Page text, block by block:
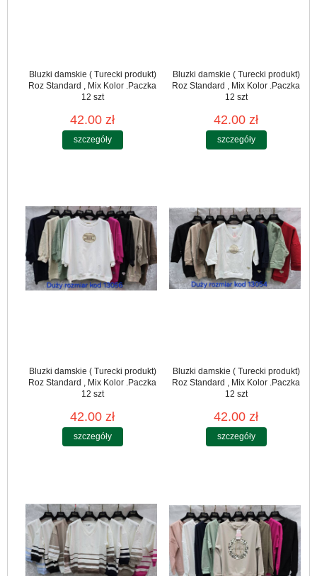
Bluzki damskie ( Turecki produkt)
Roz Standard , Mix Kolor .Paczka
12 szt
42.00 zł
szczegóły
Bluzki damskie ( Turecki produkt)
Roz Standard , Mix Kolor .Paczka
12 szt
42.00 zł
szczegóły
Bluzki damskie ( Turecki produkt)
Roz Standard , Mix Kolor .Paczka
12 szt
42.00 zł
szczegóły
Bluzki damskie ( Turecki produkt)
Roz Standard , Mix Kolor .Paczka
12 szt
42.00 zł
szczegóły